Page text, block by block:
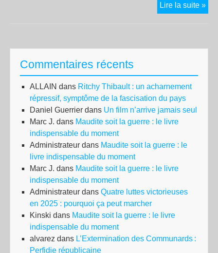
Lire la suite »
Commentaires récents
ALLAIN dans Ritchy Thibault : un acharnement
répressif, symptôme de la fascisation du pays
Daniel Guerrier dans Un film n’arrive jamais seul
Marc J. dans Maudite soit la guerre : le livre
indispensable du moment
Administrateur dans Maudite soit la guerre : le
livre indispensable du moment
Marc J. dans Maudite soit la guerre : le livre
indispensable du moment
Administrateur dans Quatre luttes victorieuses
en 2025 : pourquoi ça peut marcher
Kinski dans Maudite soit la guerre : le livre
indispensable du moment
alvarez dans L’Extermination des Communards :
Perfidie républicaine